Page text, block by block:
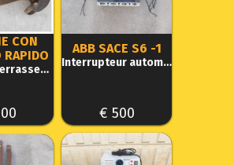
CON
RAPIDO
Godet de terrassement
ABB SACE S6 -1
Interrupteur automatique
€ 500